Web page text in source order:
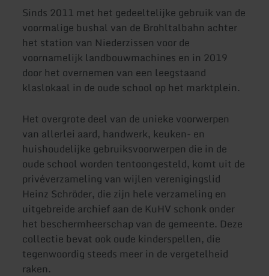
Sinds 2011 met het gedeeltelijke gebruik van de
voormalige bushal van de Brohltalbahn achter
het station van Niederzissen voor de
voornamelijk landbouwmachines en in 2019
door het overnemen van een leegstaand
klaslokaal in de oude school op het marktplein.
Het overgrote deel van de unieke voorwerpen
van allerlei aard, handwerk, keuken- en
huishoudelijke gebruiksvoorwerpen die in de
oude school worden tentoongesteld, komt uit de
privéverzameling van wijlen verenigingslid
Heinz Schröder, die zijn hele verzameling en
uitgebreide archief aan de KuHV schonk onder
het beschermheerschap van de gemeente. Deze
collectie bevat ook oude kinderspellen, die
tegenwoordig steeds meer in de vergetelheid
raken.